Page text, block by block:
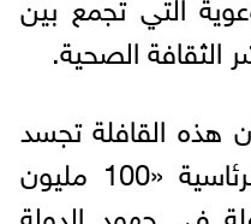
الثقافة الصحية.
هذه القافلة تجسد
دعم الجامعة للمبادرة الرئاسية «100 مليون
في جهود الدولة